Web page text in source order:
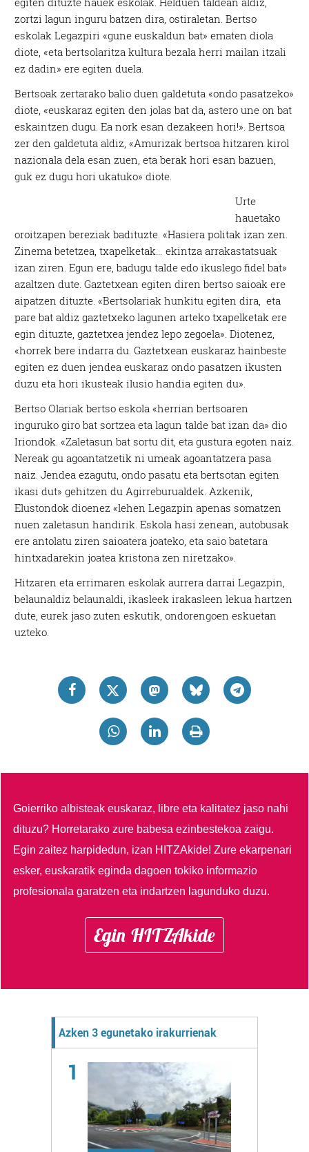
zortzi lagun inguru batzen dira, ostiraletan. Bertso
eskolak Legazpiri «gune euskaldun bat» ematen diola
diote, «eta bertsolaritza kultura bezala herri mailan itzali
ez dadin» ere egiten duela.
Bertsoak zertarako balio duen galdetuta «ondo pasatzeko»
diote, «euskaraz egiten den jolas bat da, astero une on bat
eskaintzen dugu. Ea nork esan dezakeen hori!». Bertsoa
zer den galdetuta aldiz, «Amurizak bertsoa hitzaren kirol
nazionala dela esan zuen, eta berak hori esan bazuen,
guk ez dugu hori ukatuko» diote.
Urte
hauetako
oroitzapen bereziak badituzte. «Hasiera politak izan zen.
Zinema betetzea, txapelketak… ekintza arrakastatsuak
izan ziren. Egun ere, badugu talde edo ikuslego fidel bat»
azaltzen dute. Gaztetxean egiten diren bertso saioak ere
aipatzen dituzte. «Bertsolariak hunkitu egiten dira, eta
pare bat aldiz gaztetxeko lagunen arteko txapelketak ere
egin dituzte, gaztetxea jendez lepo zegoela». Diotenez,
«horrek bere indarra du. Gaztetxean euskaraz hainbeste
egiten ez duen jendea euskaraz ondo pasatzen ikusten
duzu eta hori ikusteak ilusio handia egiten du».
Bertso Olariak bertso eskola «herrian bertsoaren
inguruko giro bat sortzea eta lagun talde bat izan da» dio
Iriondok. «Zaletasun bat sortu dit, eta gustura egoten naiz.
Nereak gu agoantatzetik ni umeak agoantatzera pasa
naiz. Jendea ezagutu, ondo pasatu eta bertsotan egiten
ikasi dut» gehitzen du Agirreburualdek. Azkenik,
Elustondok dioenez «lehen Legazpin apenas somatzen
nuen zaletasun handirik. Eskola hasi zenean, autobusak
ere antolatu ziren saioatera joateko, eta saio batetara
hintxadarekin joatea kristona zen niretzako».
Hitzaren eta errimaren eskolak aurrera darrai Legazpin,
belaunaldiz belaunaldi, ikasleek irakasleen lekua hartzen
dute, eurek jaso zuten eskutik, ondorengoen eskuetan
uzteko.
Goierriko albisteak euskaraz, libre eta kalitatez jaso nahi
dituzu? Horretarako zure babesa ezinbestekoa zaigu.
Egin zaitez harpidedun, izan HITZAkide!Zure ekarpenari
esker, euskaratik eginda dagoen tokiko informazio
profesionala garatzen eta indartzen lagunduko duzu.
Egin HITZAkide
Azken 3 egunetako irakurrienak
1